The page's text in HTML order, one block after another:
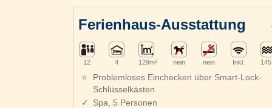
Ferienhaus-Ausstattung
12 4 129m² nein nein Inkl.
Problemloses Einchecken über Smart-Lock-
Schlüsselkästen
Spa, 5 Personen